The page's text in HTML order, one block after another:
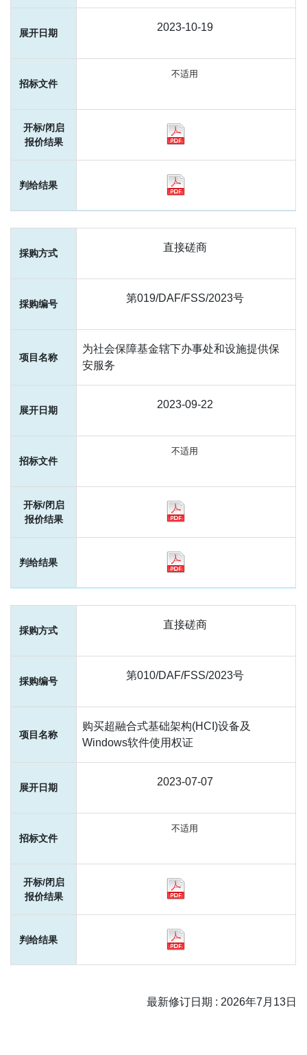
2023-10-19
不适用
直接磋商
第019/DAF/FSS/2023号
为社会保障基金辖下办事处和设施提供保
安服务
2023-09-22
不适用
直接磋商
第010/DAF/FSS/2023号
购买超融合式基础架构(HCI)设备及
Windows软件使用权证
2023-07-07
不适用
最新修订日期 : 2026年7月13日